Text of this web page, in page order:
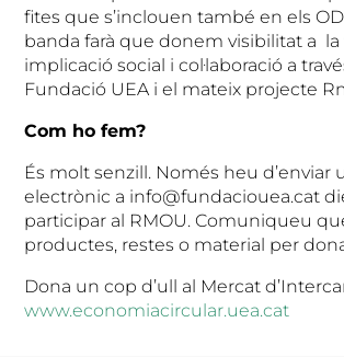
fites que s’inclouen també en els
banda farà que donem visibilitat a la
implicació social i col·laboració a
Fundació UEA i el mateix projecte
Com ho fem?
És molt senzill. Només heu d’enviar
electrònic a info@fundaciouea.cat
participar al RMOU. Comuniqueu
productes, restes o material per
Dona un cop d’ull al Mercat
www.economiacircular.uea.cat